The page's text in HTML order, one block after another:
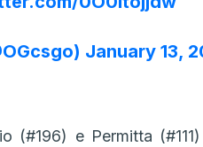
January 13,
(#196) e Permitta